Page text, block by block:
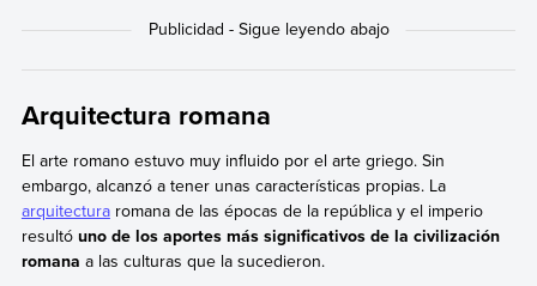
Arquitectura romana
El arte romano estuvo muy influido por el arte griego. Sin
embargo, alcanzó a tener unas características propias. La
arquitecturaromana de las épocas de la república y el imperio
resultó uno de los aportes más significativos de la civilización
romana a las culturas que la sucedieron.